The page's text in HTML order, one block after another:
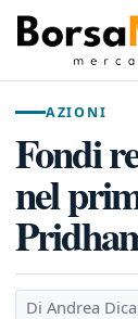
AZIONI
Fondi
nel
Di Andrea